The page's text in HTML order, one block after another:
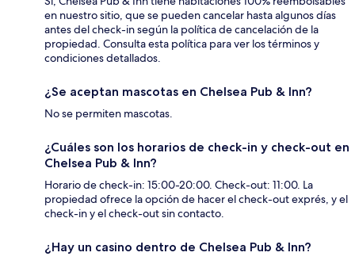
en nuestro sitio, que se pueden cancelar hasta algunos días
antes del check-in según la política de cancelación de la
propiedad. Consulta esta política para ver los términos y
condiciones detallados.
¿Se aceptan mascotas en Chelsea Pub & Inn?
No se permiten mascotas.
¿Cuáles son los horarios de check-in y check-out en
Chelsea Pub & Inn?
Horario de check-in: 15:00-20:00. Check-out: 11:00. La
propiedad ofrece la opción de hacer el check-out exprés, y el
check-in y el check-out sin contacto.
¿Hay un casino dentro de Chelsea Pub & Inn?